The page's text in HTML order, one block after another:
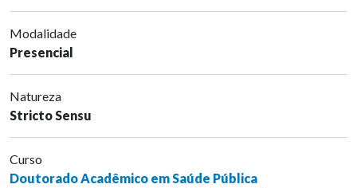
Modalidade
Presencial
Natureza
Stricto Sensu
Curso
Doutorado Acadêmico em Saúde Pública